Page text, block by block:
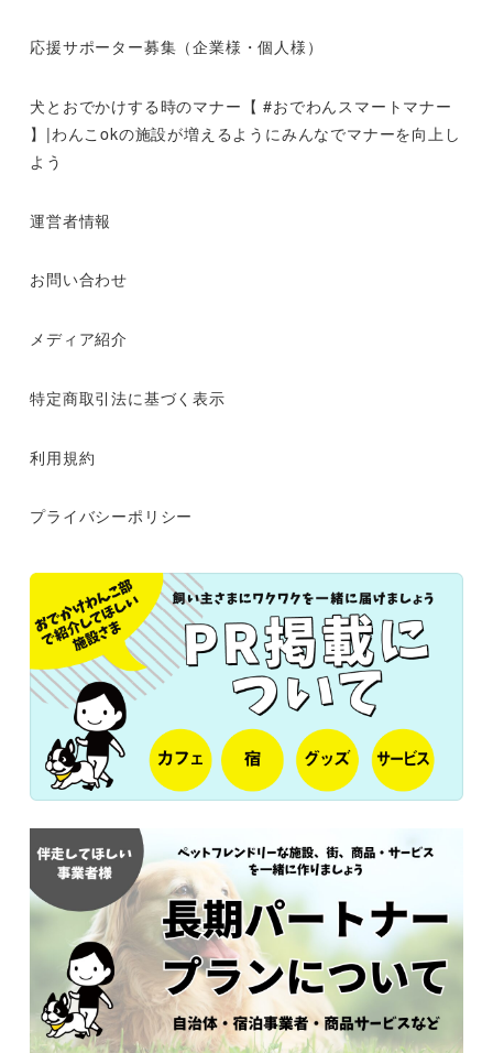
応援サポーター募集（企業様・個人様）
犬とおでかけする時のマナー【 #おでわんスマートマナー
】|わんこokの施設が増えるようにみんなでマナーを向上し
よう
運営者情報
お問い合わせ
メディア紹介
特定商取引法に基づく表示
利用規約
プライバシーポリシー